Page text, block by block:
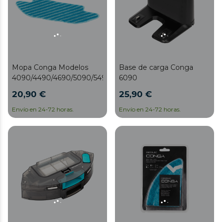
Mopa Conga Modelos
4090/4490/4690/5090/5490/6090/7090
20,90 €
Envío en 24-72 horas.
Base de carga Conga
6090
25,90 €
Envío en 24-72 horas.